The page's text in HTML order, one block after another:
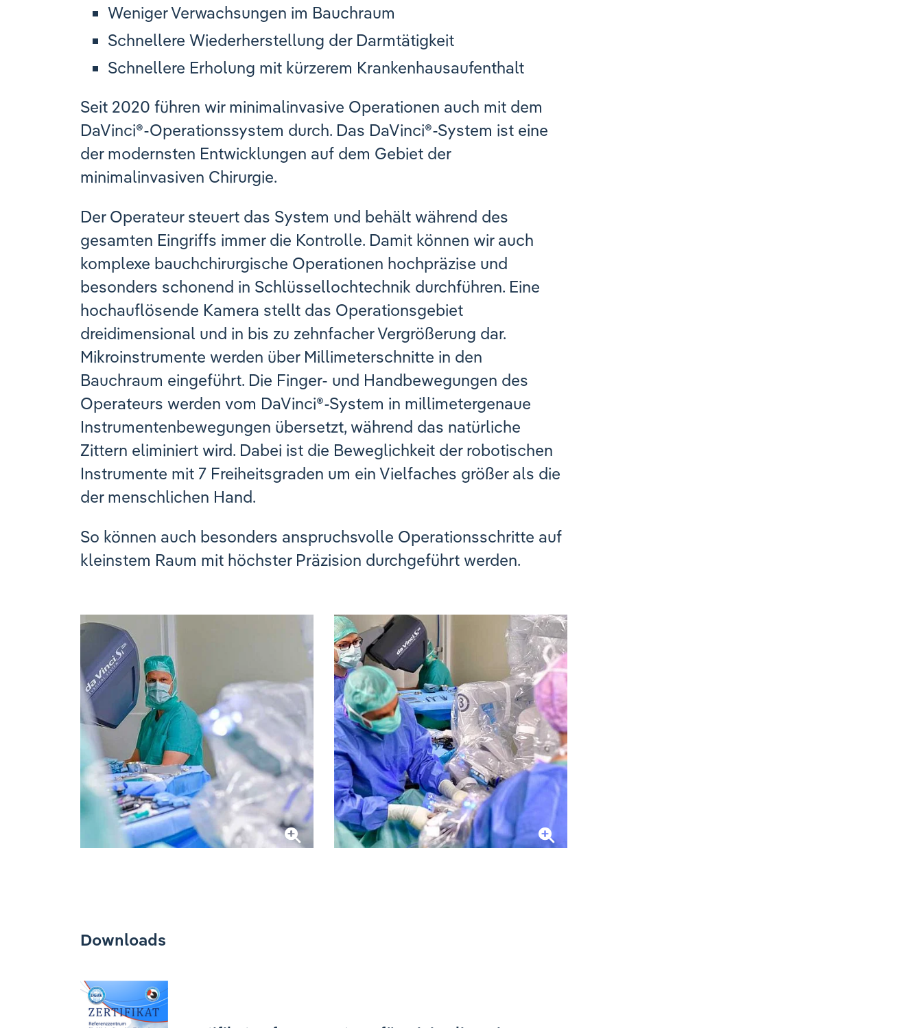
Weniger Verwachsungen im Bauchraum
Schnellere Wiederherstellung der Darmtätigkeit
Schnellere Erholung mit kürzerem Krankenhausaufenthalt
Seit 2020 führen wir minimalinvasive Operationen auch mit dem
DaVinci®-Operationssystem durch. Das DaVinci®-System ist eine
der modernsten Entwicklungen auf dem Gebiet der
minimalinvasiven Chirurgie.
Der Operateur steuert das System und behält während des
gesamten Eingriffs immer die Kontrolle. Damit können wir auch
komplexe bauchchirurgische Operationen hochpräzise und
besonders schonend in Schlüssellochtechnik durchführen. Eine
hochauflösende Kamera stellt das Operationsgebiet
dreidimensional und in bis zu zehnfacher Vergrößerung dar.
Mikroinstrumente werden über Millimeterschnitte in den
Bauchraum eingeführt. Die Finger- und Handbewegungen des
Operateurs werden vom DaVinci®-System in millimetergenaue
Instrumentenbewegungen übersetzt, während das natürliche
Zittern eliminiert wird. Dabei ist die Beweglichkeit der robotischen
Instrumente mit 7 Freiheitsgraden um ein Vielfaches größer als die
der menschlichen Hand.
So können auch besonders anspruchsvolle Operationsschritte auf
kleinstem Raum mit höchster Präzision durchgeführt werden.
Downloads